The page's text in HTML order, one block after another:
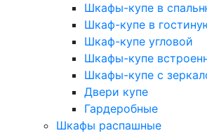
Шкафы-купе в
Шкаф-купе в
Шкаф-купе угловой
Шкафы-купе
Шкафы-купе с
Двери купе
Гардеробные
Шкафы распашные